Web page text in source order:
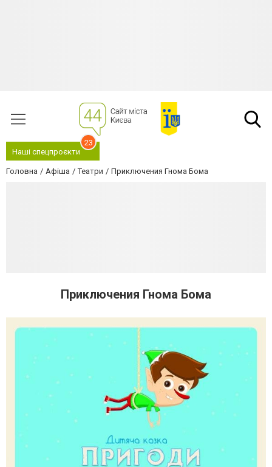
Наші спецпроєкти
23
Головна Афіша Театри Приключения Гнома Бома
Приключения Гнома Бома